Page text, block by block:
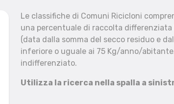
Reset filtri
Le classifiche di Comuni Ricicloni
una percentuale di raccolta
(data dalla somma del secco residuo e
inferiore o uguale ai 75 Kg/anno/
indifferenziato.
Utilizza la ricerca nella spalla a